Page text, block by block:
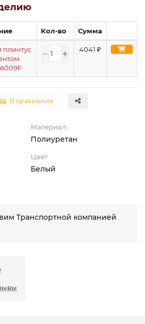
Кол-во Сумма
плинтус
4041 ₽
В сравнение
Материал
Полиуретан
Цвет
Белый
Транспортной компанией